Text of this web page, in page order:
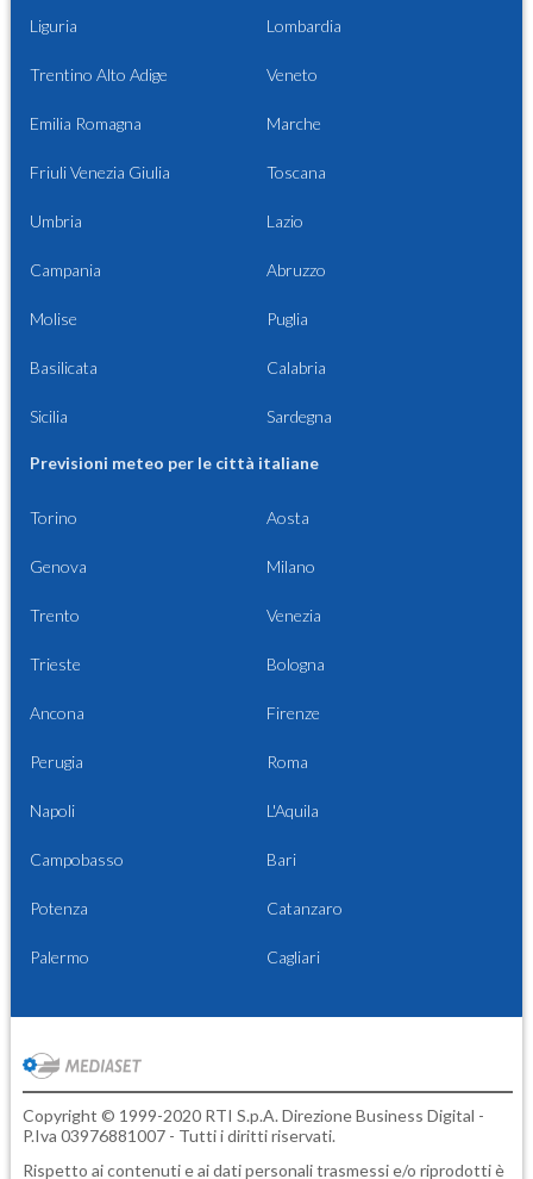
Liguria Lombardia
Trentino Alto Adige Veneto
Emilia Romagna Marche
Friuli Venezia Giulia Toscana
Umbria Lazio
Campania Abruzzo
Molise Puglia
Basilicata Calabria
Sicilia Sardegna
Previsioni meteo per le città italiane
Torino Aosta
Genova Milano
Trento Venezia
Trieste Bologna
Ancona Firenze
Perugia Roma
Napoli L'Aquila
Campobasso Bari
Potenza Catanzaro
Palermo Cagliari
Copyright © 1999-2020 RTI S.p.A. Direzione Business Digital -
P.Iva 03976881007 - Tutti i diritti riservati.
Rispetto ai contenuti e ai dati personali trasmessi e/o riprodotti è